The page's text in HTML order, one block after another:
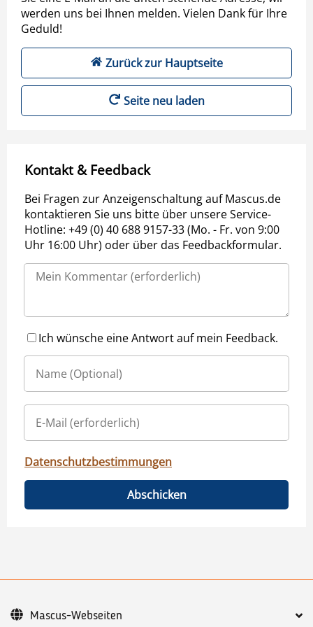
werden uns bei Ihnen melden. Vielen Dank für Ihre
Geduld!
Zurück zur Hauptseite
Seite neu laden
Kontakt & Feedback
Bei Fragen zur Anzeigenschaltung auf Mascus.de
kontaktieren Sie uns bitte über unsere Service-
Hotline: +49 (0) 40 688 9157-33 (Mo. - Fr. von 9:00
Uhr 16:00 Uhr) oder über das Feedbackformular.
Ich wünsche eine Antwort auf mein Feedback.
Datenschutzbestimmungen
Abschicken
Mascus-Webseiten